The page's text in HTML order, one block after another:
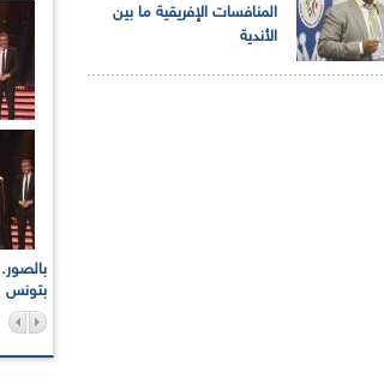
المنافسات الإفريقية ما بين
الأندية
بتونس